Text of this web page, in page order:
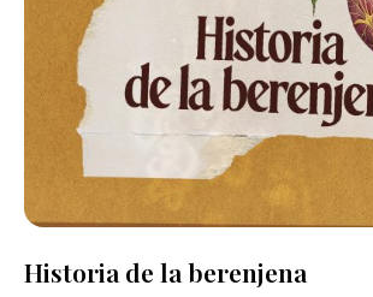
Historia de la berenjena